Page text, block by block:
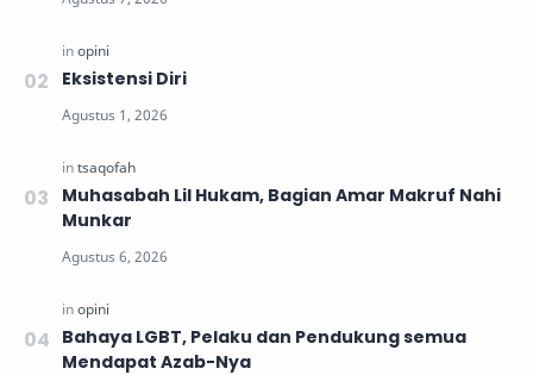
Eksistensi Diri
Muhasabah Lil Hukam, Bagian Amar Makruf Nahi
Munkar
Bahaya LGBT, Pelaku dan Pendukung semua
Mendapat Azab-Nya